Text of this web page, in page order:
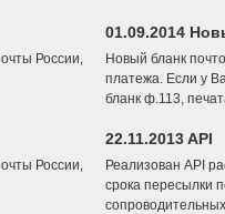
России,
01.09.2014
Новый бланк
платежа. Если у
бланк ф.113,
России,
22.11.2013 API
Реализован API
срока пересылки